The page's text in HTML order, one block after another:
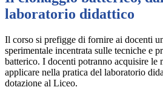
laboratorio didattico
Il corso si prefigge di fornire ai docenti
sperimentale incentrata sulle tecniche e
batterico. I docenti potranno acquisire le
applicare nella pratica del laboratorio
dotazione al Liceo.